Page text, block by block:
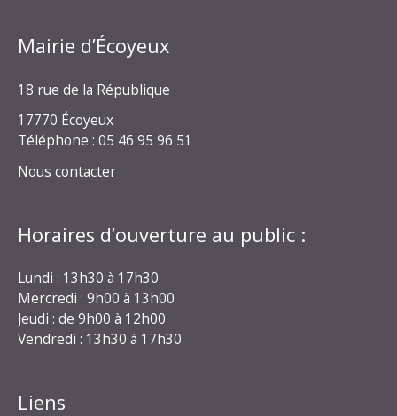
Mairie d’Écoyeux
18 rue de la République
17770 Écoyeux
Téléphone : 05 46 95 96 51
Nous contacter
Horaires d’ouverture au public :
Lundi : 13h30 à 17h30
Mercredi : 9h00 à 13h00
Jeudi : de 9h00 à 12h00
Vendredi : 13h30 à 17h30
Liens